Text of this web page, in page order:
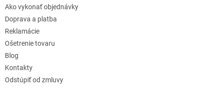
Ako vykonať objednávky
Doprava a platba
Reklamácie
Ošetrenie tovaru
Blog
Kontakty
Odstúpiť od zmluvy